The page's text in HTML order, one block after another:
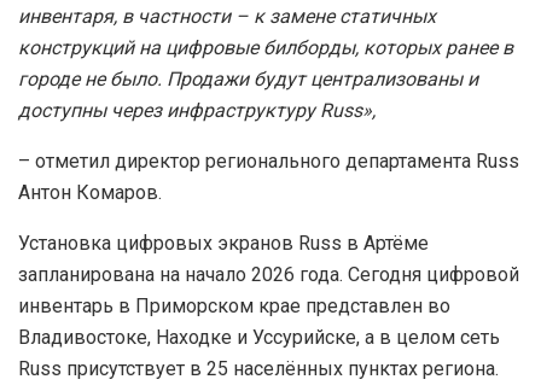
инвентаря, в частности – к замене статичных
конструкций на цифровые билборды, которых ранее в
городе не было. Продажи будут централизованы и
доступны через инфраструктуру Russ»,
– отметил директор регионального департамента Russ
Антон Комаров.
Установка цифровых экранов Russ в Артёме
запланирована на начало 2026 года. Сегодня цифровой
инвентарь в Приморском крае представлен во
Владивостоке, Находке и Уссурийске, а в целом сеть
Russ присутствует в 25 населённых пунктах региона.